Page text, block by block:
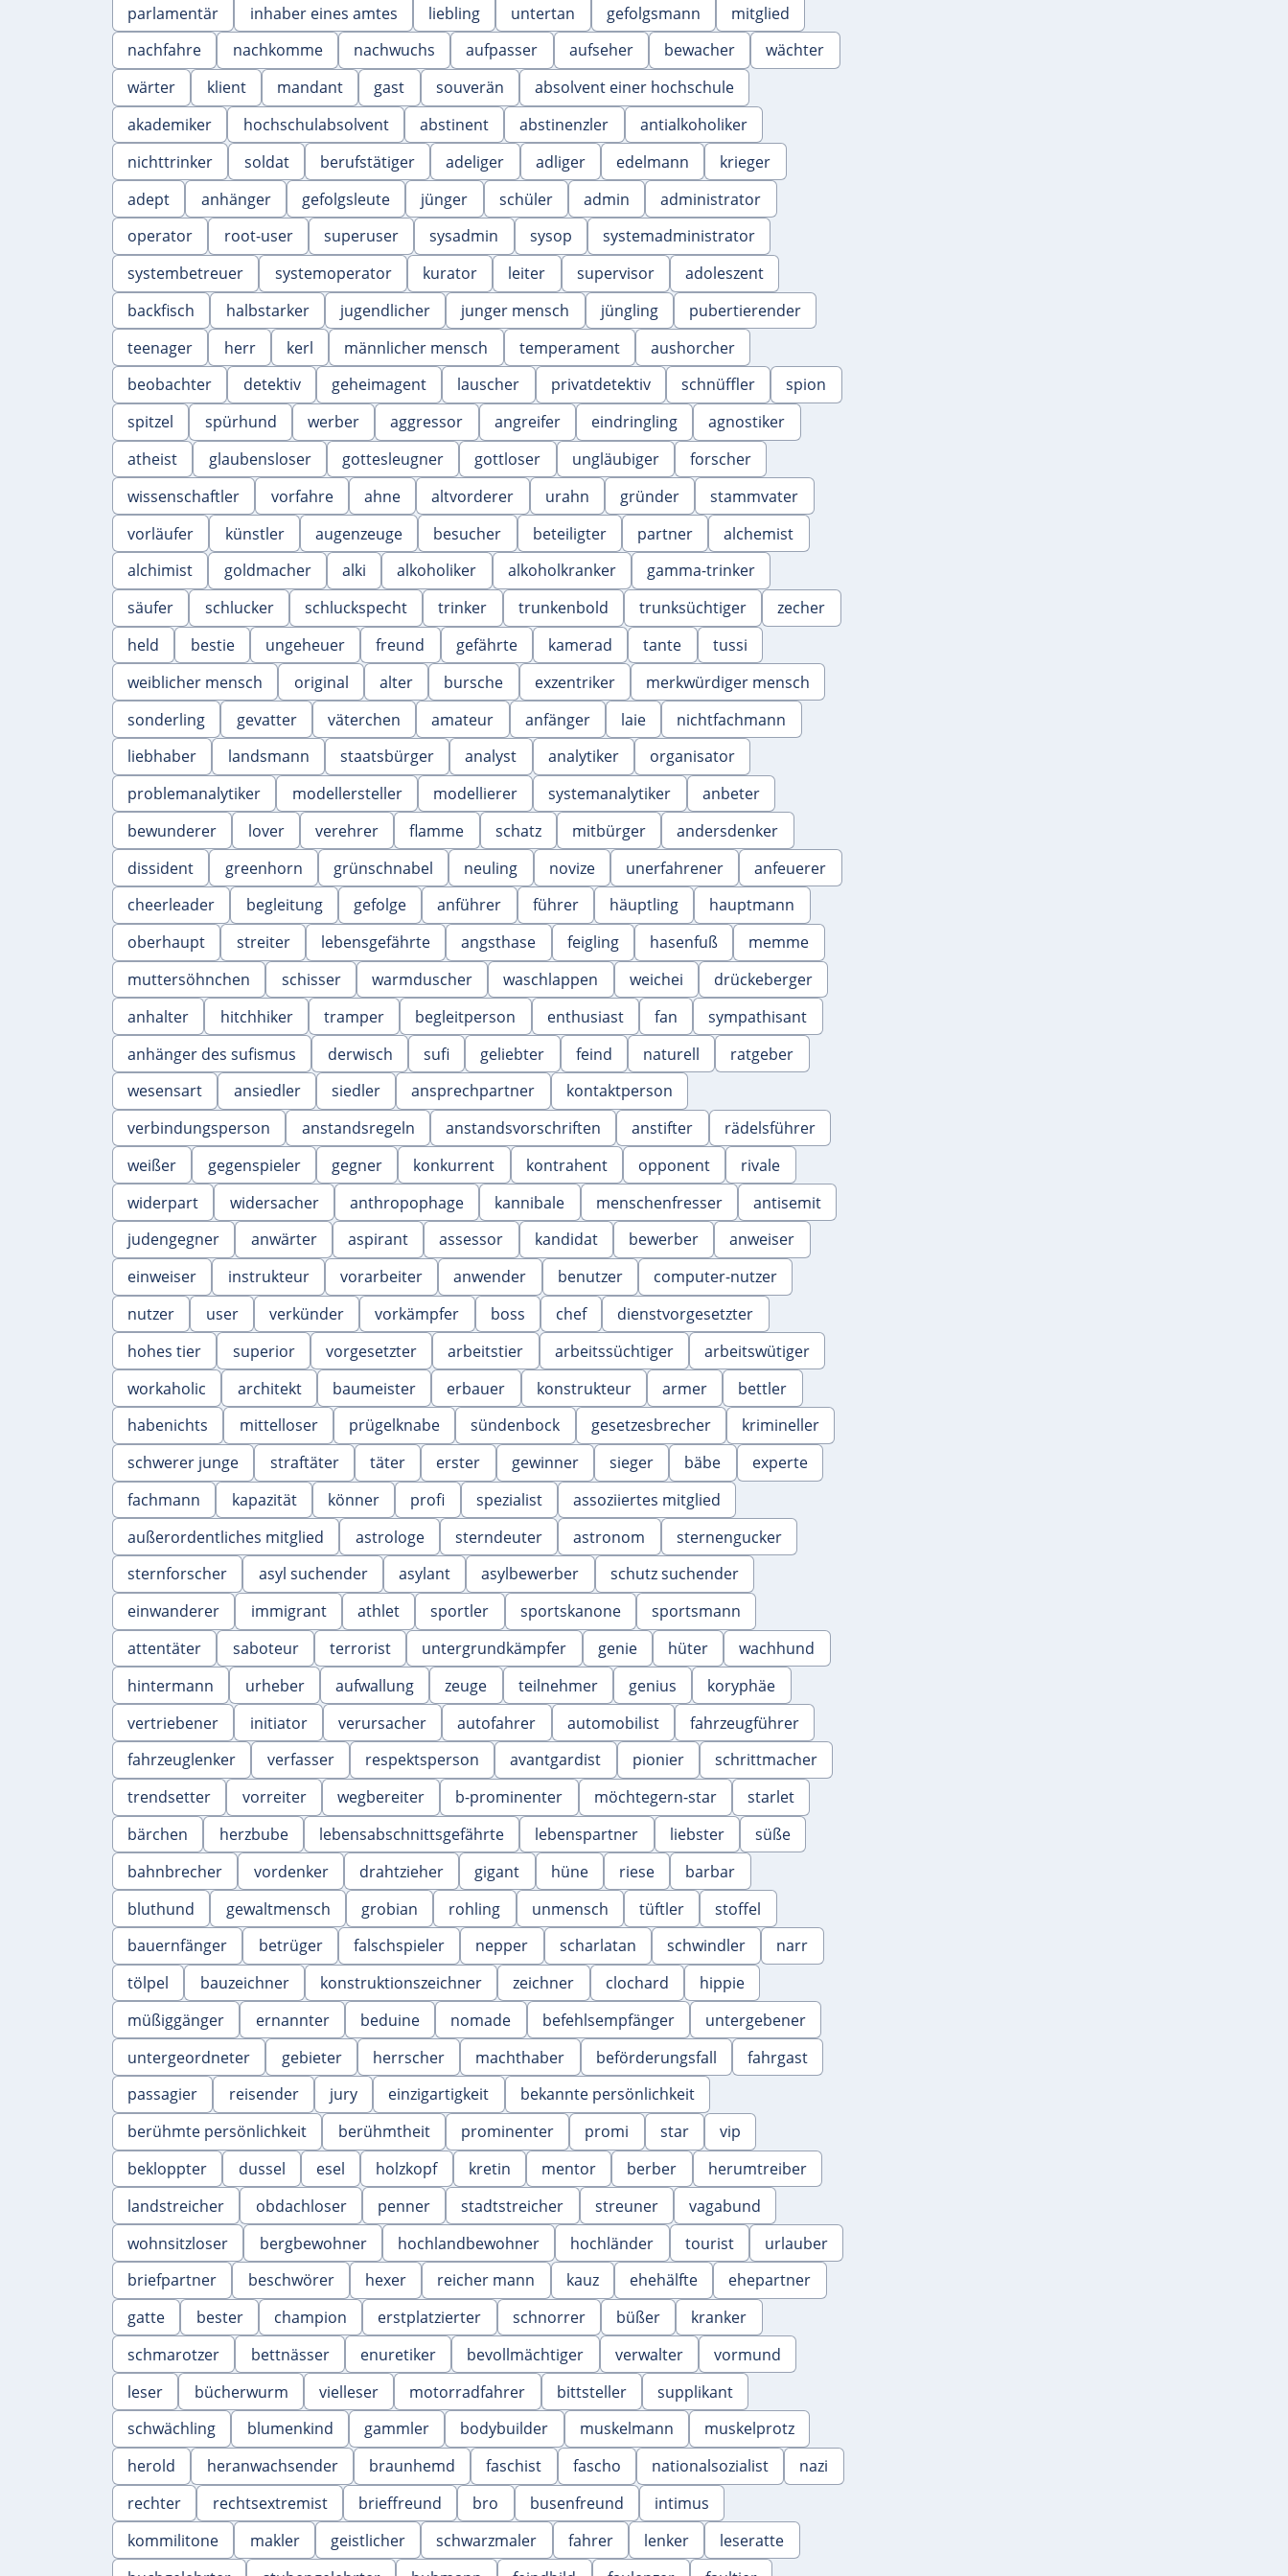
parlamentär
inhaber eines amtes liebling untertan gefolgsmann
mitglied
nachfahre
nachkomme nachwuchs aufpasser aufseher bewacher
wächter
wärter
klient mandant gast souverän
absolvent einer hochschule
akademiker
hochschulabsolvent abstinent abstinenzler
antialkoholiker
nichttrinker
soldat berufstätiger adeliger adliger edelmann
krieger
adept
anhänger gefolgsleute jünger schüler admin
administrator
operator
root-user superuser sysadmin sysop
systemadministrator
systembetreuer
systemoperator kurator leiter supervisor
adoleszent
backfisch
halbstarker jugendlicher junger mensch jüngling
pubertierender
teenager
herr kerl männlicher mensch temperament
aushorcher
beobachter
detektiv geheimagent lauscher privatdetektiv schnüffler
spion
spitzel
spürhund werber aggressor angreifer eindringling
agnostiker
atheist
glaubensloser gottesleugner gottloser ungläubiger
forscher
wissenschaftler
vorfahre ahne altvorderer urahn gründer
stammvater
vorläufer
künstler augenzeuge besucher beteiligter partner
alchemist
alchimist
goldmacher alki alkoholiker alkoholkranker
gamma-trinker
säufer
schlucker schluckspecht trinker trunkenbold trunksüchtiger
zecher
held
bestie ungeheuer freund gefährte kamerad tante
tussi
weiblicher mensch
original alter bursche exzentriker
merkwürdiger mensch
sonderling
gevatter väterchen amateur anfänger laie
nichtfachmann
liebhaber
landsmann staatsbürger analyst analytiker
organisator
problemanalytiker
modellersteller modellierer systemanalytiker
anbeter
bewunderer
lover verehrer flamme schatz mitbürger
andersdenker
dissident
greenhorn grünschnabel neuling novize unerfahrener
anfeuerer
cheerleader
begleitung gefolge anführer führer häuptling
hauptmann
oberhaupt
streiter lebensgefährte angsthase feigling hasenfuß
memme
muttersöhnchen
schisser warmduscher waschlappen weichei
drückeberger
anhalter
hitchhiker tramper begleitperson enthusiast fan
sympathisant
anhänger des sufismus
derwisch sufi geliebter feind naturell
ratgeber
wesensart
ansiedler siedler ansprechpartner
kontaktperson
verbindungsperson
anstandsregeln anstandsvorschriften anstifter
rädelsführer
weißer
gegenspieler gegner konkurrent kontrahent opponent
rivale
widerpart
widersacher anthropophage kannibale menschenfresser
antisemit
judengegner
anwärter aspirant assessor kandidat bewerber
anweiser
einweiser
instrukteur vorarbeiter anwender benutzer
computer-nutzer
nutzer
user verkünder vorkämpfer boss chef
dienstvorgesetzter
hohes tier
superior vorgesetzter arbeitstier arbeitssüchtiger
arbeitswütiger
workaholic
architekt baumeister erbauer konstrukteur armer
bettler
habenichts
mittelloser prügelknabe sündenbock gesetzesbrecher
krimineller
schwerer junge
straftäter täter erster gewinner sieger bäbe
experte
fachmann
kapazität könner profi spezialist
assoziiertes mitglied
außerordentliches mitglied
astrologe sterndeuter astronom
sternengucker
sternforscher
asyl suchender asylant asylbewerber
schutz suchender
einwanderer
immigrant athlet sportler sportskanone
sportsmann
attentäter
saboteur terrorist untergrundkämpfer genie hüter
wachhund
hintermann
urheber aufwallung zeuge teilnehmer genius
koryphäe
vertriebener
initiator verursacher autofahrer automobilist
fahrzeugführer
fahrzeuglenker
verfasser respektsperson avantgardist pionier
schrittmacher
trendsetter
vorreiter wegbereiter b-prominenter möchtegern-star
starlet
bärchen
herzbube lebensabschnittsgefährte lebenspartner liebster
süße
bahnbrecher
vordenker drahtzieher gigant hüne riese
barbar
bluthund
gewaltmensch grobian rohling unmensch tüftler
stoffel
bauernfänger
betrüger falschspieler nepper scharlatan schwindler
narr
tölpel
bauzeichner konstruktionszeichner zeichner clochard
hippie
müßiggänger
ernannter beduine nomade befehlsempfänger
untergebener
untergeordneter
gebieter herrscher machthaber beförderungsfall
fahrgast
passagier
reisender jury einzigartigkeit
bekannte persönlichkeit
berühmte persönlichkeit
berühmtheit prominenter promi star
vip
bekloppter
dussel esel holzkopf kretin mentor berber
herumtreiber
landstreicher
obdachloser penner stadtstreicher streuner
vagabund
wohnsitzloser
bergbewohner hochlandbewohner hochländer tourist
urlauber
briefpartner
beschwörer hexer reicher mann kauz ehehälfte
ehepartner
gatte
bester champion erstplatzierter schnorrer büßer
kranker
schmarotzer
bettnässer enuretiker bevollmächtiger verwalter
vormund
leser
bücherwurm vielleser motorradfahrer bittsteller
supplikant
schwächling
blumenkind gammler bodybuilder muskelmann
muskelprotz
herold
heranwachsender braunhemd faschist fascho nationalsozialist
nazi
rechter
rechtsextremist brieffreund bro busenfreund
intimus
kommilitone
makler geistlicher schwarzmaler fahrer lenker
leseratte